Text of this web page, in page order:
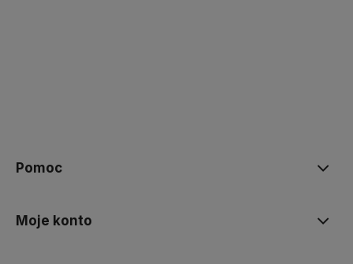
Pomoc
Moje konto